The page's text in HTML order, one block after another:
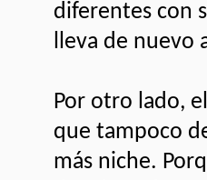
diferentes con
lleva de nuevo
Por otro lado,
que tampoco
más niche.